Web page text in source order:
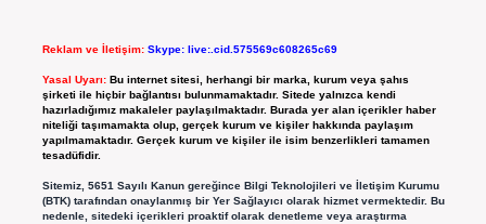
Reklam ve İletişim: Skype: live:.cid.575569c608265c69
Yasal Uyarı: Bu internet sitesi, herhangi bir marka, kurum veya şahıs
şirketi ile hiçbir bağlantısı bulunmamaktadır. Sitede yalnızca kendi
hazırladığımız makaleler paylaşılmaktadır. Burada yer alan içerikler haber
niteliği taşımamakta olup, gerçek kurum ve kişiler hakkında paylaşım
yapılmamaktadır. Gerçek kurum ve kişiler ile isim benzerlikleri tamamen
tesadüfidir.
Sitemiz, 5651 Sayılı Kanun gereğince Bilgi Teknolojileri ve İletişim Kurumu
(BTK) tarafından onaylanmış bir Yer Sağlayıcı olarak hizmet vermektedir. Bu
nedenle, sitedeki içerikleri proaktif olarak denetleme veya araştırma